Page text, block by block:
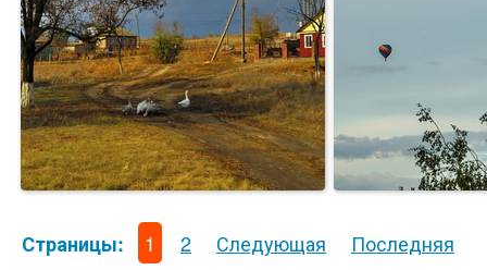
Страницы: 1 2 Следующая Последняя